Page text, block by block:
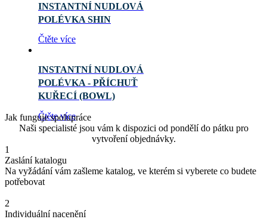
INSTANTNÍ NUDLOVÁ
POLÉVKA SHIN
Čtěte více
INSTANTNÍ NUDLOVÁ
POLÉVKA - PŘÍCHUŤ
KUŘECÍ (BOWL)
Čtěte více
Jak funguje spolupráce
Naši specialisté jsou vám k dispozici od pondělí do pátku pro
vytvoření objednávky.
1
Zaslání katalogu
Na vyžádání vám zašleme katalog, ve kterém si vyberete co budete
potřebovat
2
Individuální nacenění